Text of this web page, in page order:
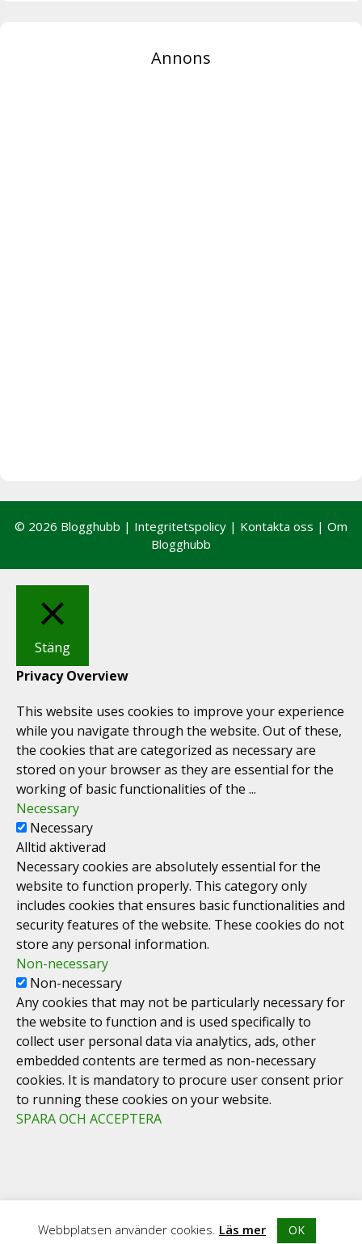
Annons
© 2026 Blogghubb | Integritetspolicy | Kontakta oss | Om
Blogghubb
Webbplatsen använder cookies. Läs mer OK
Stäng
Privacy Overview
This website uses cookies to improve your experience
while you navigate through the website. Out of these,
the cookies that are categorized as necessary are
stored on your browser as they are essential for the
working of basic functionalities of the ...
Necessary
Necessary
Alltid aktiverad
Necessary cookies are absolutely essential for the
website to function properly. This category only
includes cookies that ensures basic functionalities and
security features of the website. These cookies do not
store any personal information.
Non-necessary
Non-necessary
Any cookies that may not be particularly necessary for
the website to function and is used specifically to
collect user personal data via analytics, ads, other
embedded contents are termed as non-necessary
cookies. It is mandatory to procure user consent prior
to running these cookies on your website.
SPARA OCH ACCEPTERA